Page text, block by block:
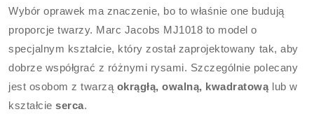
Wybór oprawek ma znaczenie, bo to właśnie one budują
proporcje twarzy. Marc Jacobs MJ1018 to model o
specjalnym kształcie, który został zaprojektowany tak, aby
dobrze współgrać z różnymi rysami. Szczególnie polecany
jest osobom z twarzą okrągłą, owalną, kwadratową lub w
kształcieserca.